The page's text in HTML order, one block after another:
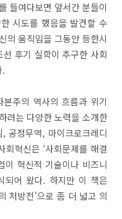
들여다보면 앞서간 분들이
시도를 했음을 발견할 수
의 움직임을 그동안 등한시
후기 실학이 추구한 사회
.
주의 역사의 흐름과 위기
려는 다양한 노력을 소개한
공정무역, 마이크로크레디
혁신은 ‘사회문제를 해결
이 혁신적 기술이나 비즈니
되어 왔다. 하지만 이 책은
처방전’으로 좀 더 넓고 의